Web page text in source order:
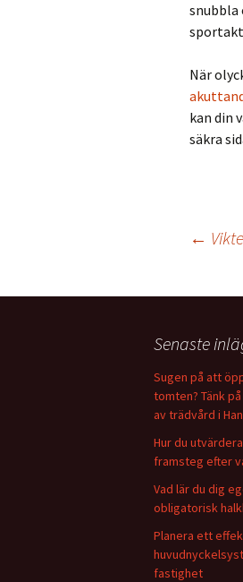
snubbla
När
kan din
säkra
←
Senaste
Sugen på att
tomten? Tänk
av trädvård i
Hur du
framsteg efter
Vad lär du dig
obligatorisk
Planera ett
fastighet